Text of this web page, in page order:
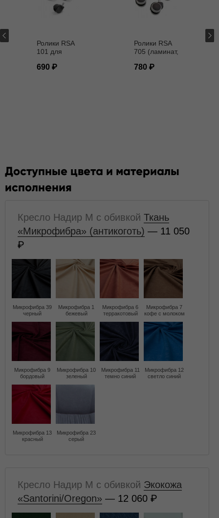
Ролики RSA
101 для
мм
690
Ролики RSA
705 (ламинат,
мм
780
Доступные цвета и материалы
исполнения
Кресло Надир M с обивкой Ткань
«Микрофибра» (антикоготь) — 11 050
Микрофибра 39
черный
Микрофибра 1
бежевый
Микрофибра 6
терракотовый
Микрофибра 7
кофе с молоком
Микрофибра 9
бордовый
Микрофибра 10
зеленый
Микрофибра 11
темно синий
Микрофибра 12
светло синий
Микрофибра 13
красный
Микрофибра 23
серый
Кресло Надир M с обивкой Экокожа
«Santorini/Oregon» — 12 060